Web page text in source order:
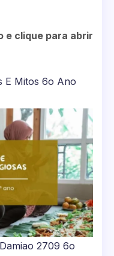
e clique para abrir